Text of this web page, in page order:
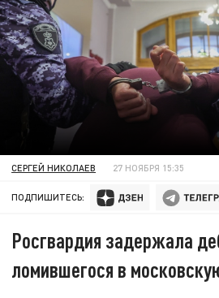
СЕРГЕЙ НИКОЛАЕВ 27 НОЯБРЯ 15:35
ПОДПИШИТЕСЬ:
Росгвардия задержала
ломившегося в